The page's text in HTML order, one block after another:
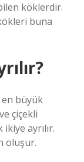
köklerdir.
buna
en büyük
çiçekli
ayrılır.
oluşur.